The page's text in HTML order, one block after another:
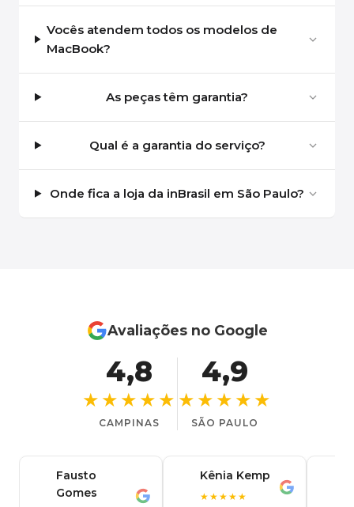
Vocês atendem todos os modelos de
MacBook?
As peças têm garantia?
Qual é a garantia do serviço?
Onde fica a loja da inBrasil em São Paulo?
Avaliações no Google
4,8
★★★★★
CAMPINAS
4,9
★★★★★
SÃO PAULO
Fausto
Gomes
Kênia Kemp
★★★★★